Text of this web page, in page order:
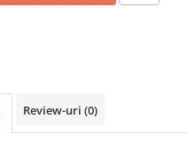
Review-uri (0)